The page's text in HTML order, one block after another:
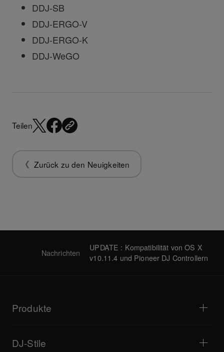
DDJ-SB
DDJ-ERGO-V
DDJ-ERGO-K
DDJ-WeGO
Teilen
Zurück zu den Neuigkeiten
Nachrichten
UPDATE : Kompatibilität von OS X
v10.11.4 und Pioneer DJ Controllern
Produkte
DJ-Mixer
All-in-One-DJ-Systeme
DJ-Stile